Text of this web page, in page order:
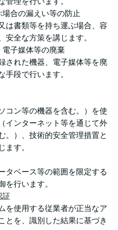
場合の漏えい等の防止
は書類等を持ち運ぶ場合、容
安全な方策を講じます。
電子媒体等の廃棄
された機器、電子媒体等を廃
手段で行います。
コン等の機器を含む。）を使
インターネット等を通じて外
。）、技術的安全管理措置と
ます。
タベース等の範囲を限定する
を行います。
証
を使用する従業者が正当なア
とを、識別した結果に基づき